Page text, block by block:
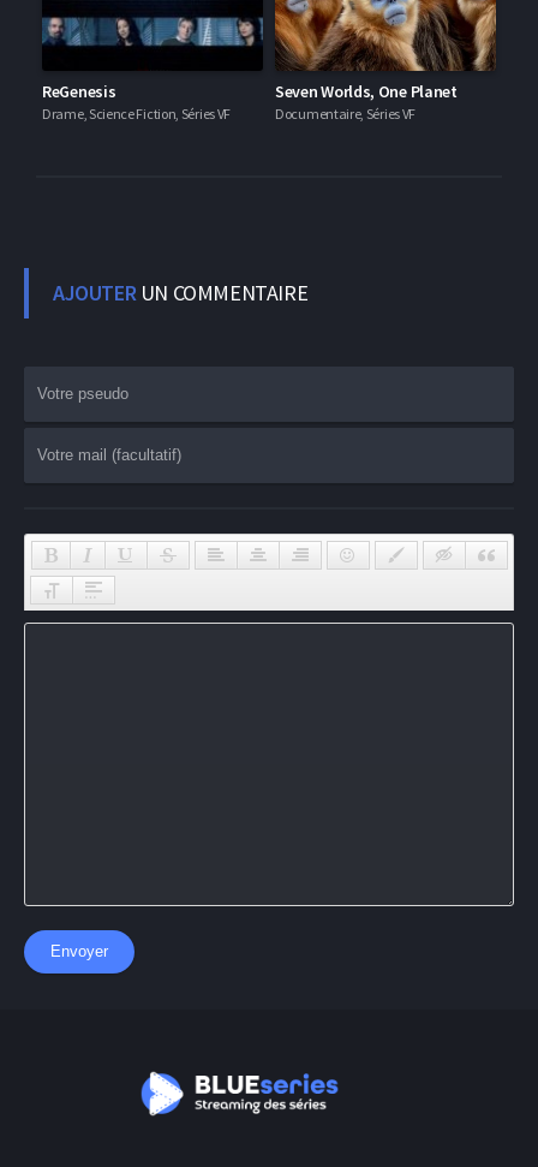
ReGenesis
Drame, Science Fiction, Séries VF
Seven Worlds, One Planet
Documentaire, Séries VF
AJOUTERUN COMMENTAIRE
Envoyer